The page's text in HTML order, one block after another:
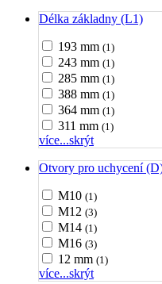
Délka základny (L1)
193 mm (1)
243 mm (1)
285 mm (1)
388 mm (1)
364 mm (1)
311 mm (1)
více...skrýt
Otvory pro uchycení
M10 (1)
M12 (3)
M14 (1)
M16 (3)
12 mm (1)
více...skrýt